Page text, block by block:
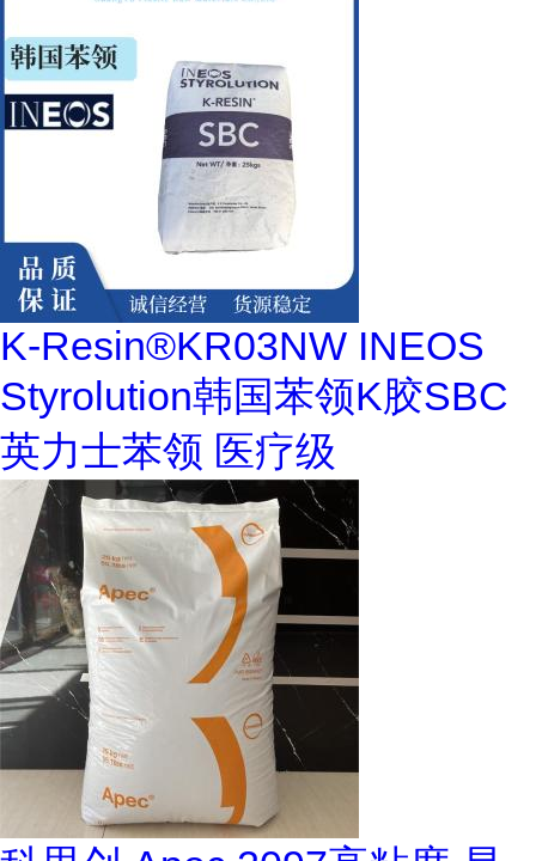
K-Resin®KR03NW INEOS
Styrolution韩国苯领K胶SBC
英力士苯领 医疗级